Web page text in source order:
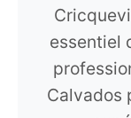
essentiel
Calvados